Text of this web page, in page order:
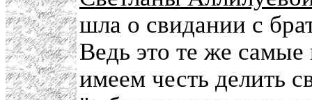
шла о свидании с
Ведь это те же
имеем честь делить